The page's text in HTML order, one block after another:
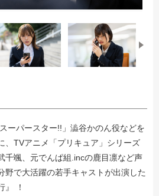
ーパースター!!」澁谷かのん役などを
、TVアニメ「プリキュア」シリーズ
千颯、元でんぱ組.incの鹿目凛など声
野で大活躍の若手キャストが出演した
』 ！